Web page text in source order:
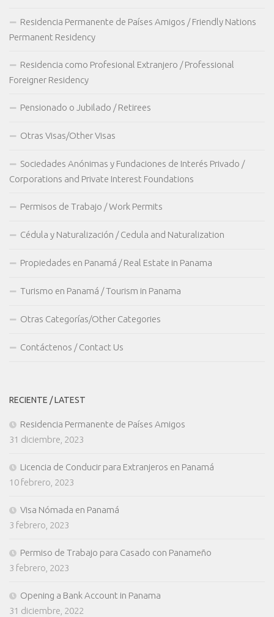
Residencia Permanente de Países Amigos / Friendly Nations
Permanent Residency
Residencia como Profesional Extranjero / Professional
Foreigner Residency
Pensionado o Jubilado / Retirees
Otras Visas/Other Visas
Sociedades Anónimas y Fundaciones de Interés Privado /
Corporations and Private Interest Foundations
Permisos de Trabajo / Work Permits
Cédula y Naturalización / Cedula and Naturalization
Propiedades en Panamá / Real Estate in Panama
Turismo en Panamá / Tourism in Panama
Otras Categorías/Other Categories
Contáctenos / Contact Us
RECIENTE / LATEST
Residencia Permanente de Países Amigos
31 diciembre, 2023
Licencia de Conducir para Extranjeros en Panamá
10 febrero, 2023
Visa Nómada en Panamá
3 febrero, 2023
Permiso de Trabajo para Casado con Panameño
3 febrero, 2023
Opening a Bank Account in Panama
31 diciembre, 2022